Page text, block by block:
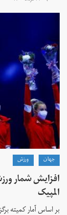
جهان ورزش
افزایش شمار
المپیک